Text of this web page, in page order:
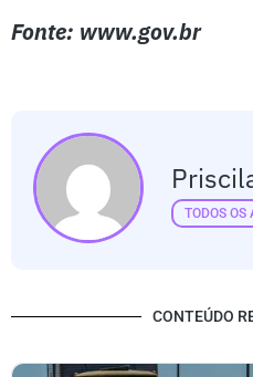
Fonte: www.gov.br
TODOS OS
CONTEÚDO